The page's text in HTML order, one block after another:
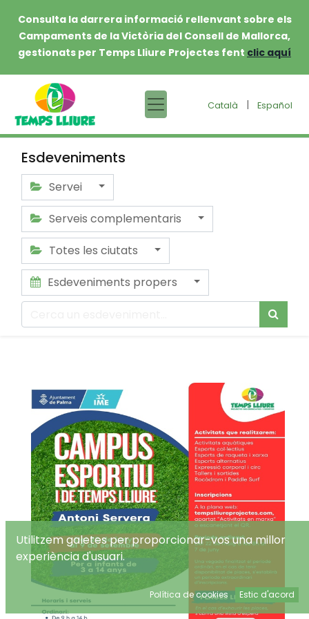
Consulta la darrera informació rellenvant sobre els
Campaments de la Victòria del Consell de Mallorca,
gestionats per Temps Lliure Projectes fent clic aquí
Català | Español
Esdeveniments
Servei
Serveis complementaris
Totes les ciutats
Esdeveniments propers
Utilitzem galetes per proporcionar-vos una millor
experiència d'usuari.
Política de cookies Estic d'acord